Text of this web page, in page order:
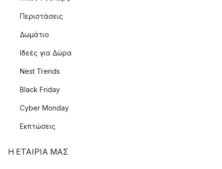
Περιστάσεις
Δωμάτιο
Ιδεές για Δώρα
Nest Trends
Black Friday
Cyber Monday
Εκπτώσεις
Η ΕΤΑΊΡΙΑ ΜΑΣ